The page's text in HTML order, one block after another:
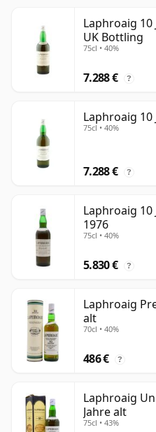
Laphroaig 10
UK Bottling
75cl • 40%
7.288 € ?
Laphroaig 10
75cl • 40%
7.288 € ?
Laphroaig 10
1976
75cl • 40%
5.830 € ?
Laphroaig
alt
70cl • 40%
486 € ?
Laphroaig
Jahre alt
75cl • 43%